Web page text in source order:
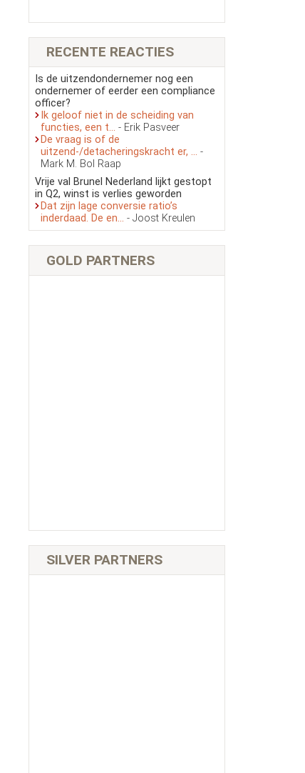
RECENTE REACTIES
Is de uitzendondernemer nog een
ondernemer of eerder een compliance
officer?
Ik geloof niet in de scheiding van
functies, een t... - Erik Pasveer
De vraag is of de
uitzend-/detacheringskracht er, ... -
Mark M. Bol Raap
Vrije val Brunel Nederland lijkt gestopt
in Q2, winst is verlies geworden
Dat zijn lage conversie ratio’s
inderdaad. De en... - Joost Kreulen
GOLD PARTNERS
SILVER PARTNERS